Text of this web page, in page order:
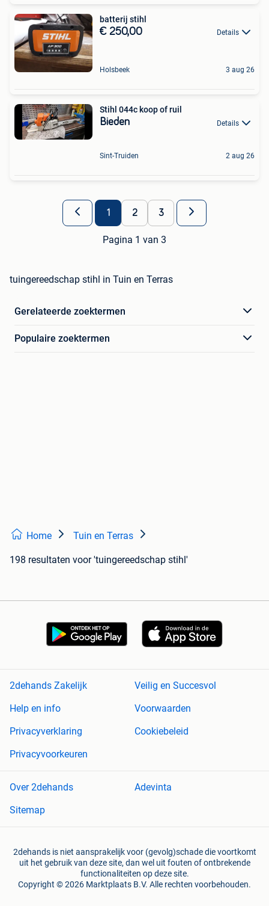
batterij stihl
€ 250,00 Details
Holsbeek 3 aug 26
Stihl 044c koop of ruil
Bieden Details
Sint-Truiden 2 aug 26
1 2 3
Pagina 1 van 3
tuingereedschap stihl in Tuin en Terras
Gerelateerde zoektermen
Populaire zoektermen
Home Tuin en Terras
198 resultaten voor 'tuingereedschap stihl'
2dehands Zakelijk
Veilig en Succesvol
Help en info
Voorwaarden
Privacyverklaring
Cookiebeleid
Privacyvoorkeuren
Over 2dehands
Adevinta
Sitemap
2dehands is niet aansprakelijk voor (gevolg)schade die voortkomt
uit het gebruik van deze site, dan wel uit fouten of ontbrekende
functionaliteiten op deze site.
Copyright © 2026 Marktplaats B.V. Alle rechten voorbehouden.